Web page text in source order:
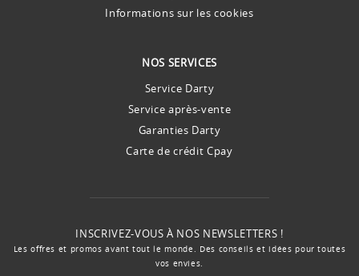
Informations sur les cookies
NOS SERVICES
Service Darty
Service après-vente
Garanties Darty
Carte de crédit Cpay
INSCRIVEZ-VOUS À NOS NEWSLETTERS !
Les offres et promos avant tout le monde. Des conseils et idées pour toutes
vos envies.